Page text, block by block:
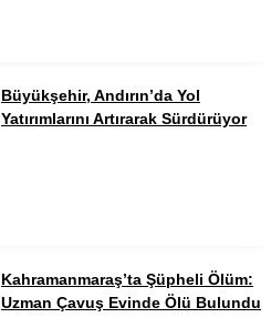
Büyükşehir, Andırın’da Yol
Yatırımlarını Artırarak Sürdürüyor
Kahramanmaraş’ta Şüpheli Ölüm:
Uzman Çavuş Evinde Ölü Bulundu